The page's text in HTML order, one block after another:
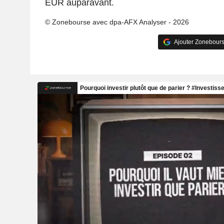
EUR auparavant.
© Zonebourse avec dpa-AFX Analyser - 2026
Ajouter